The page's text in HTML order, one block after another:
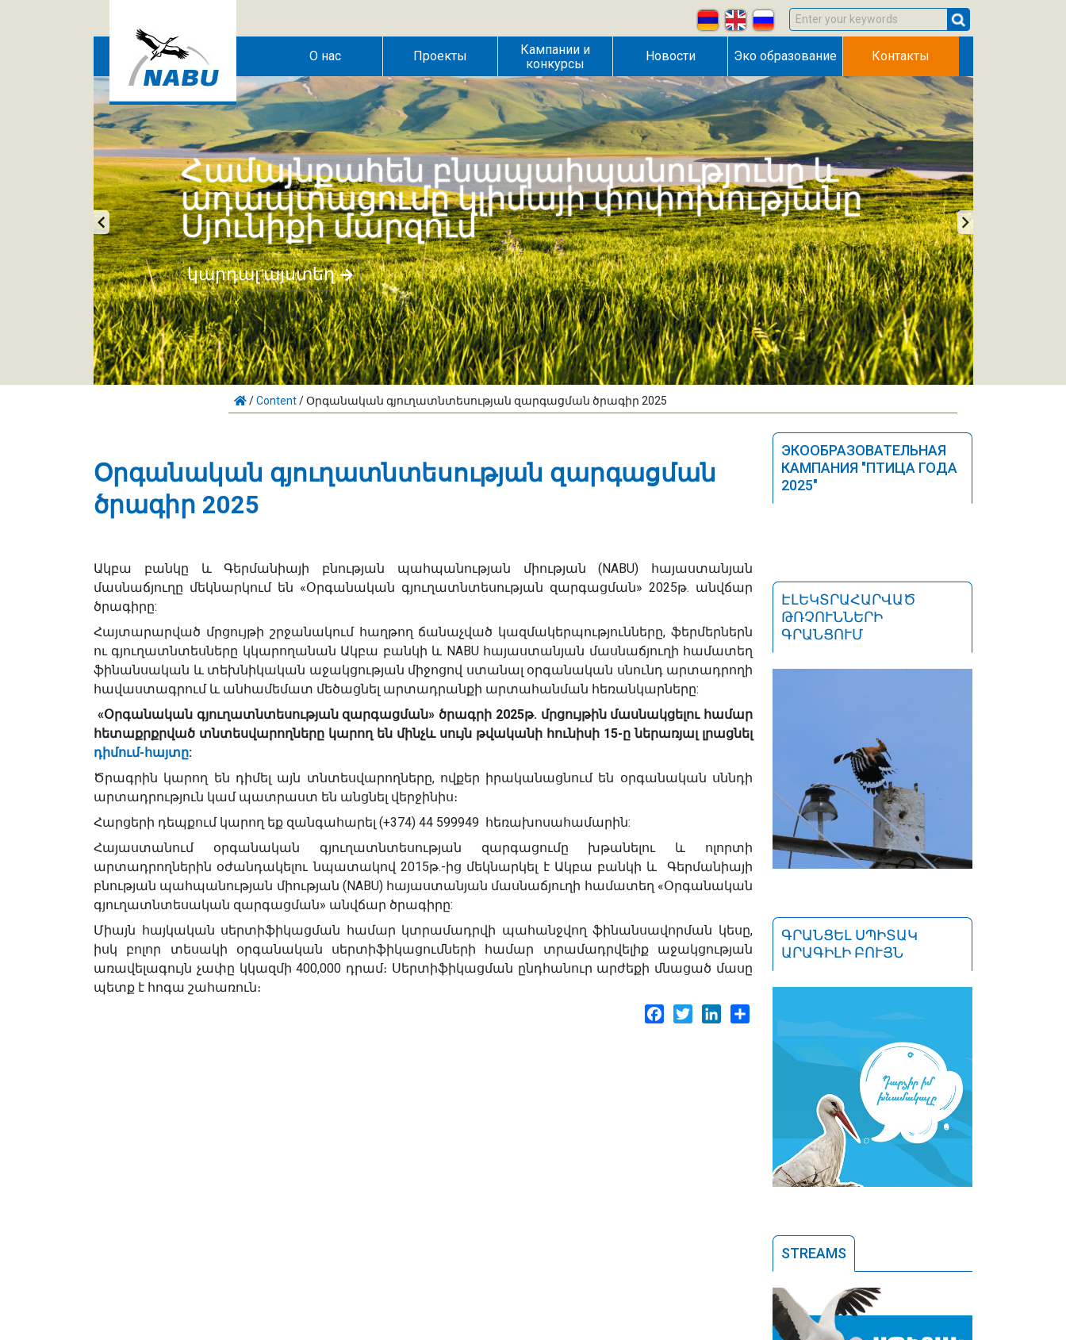
Enter your keywords
О нас Проекты
Кампании и
конкурсы
Новости Эко образование Контакты
Համայնքահեն բնապահպանությունը և
ադապտացումը կլիմայի փոփոխությանը
Սյունիքի մարզում
կարդալ այստեղ
/Content/Օրգանական գյուղատնտեսության զարգացման ծրագիր 2025
Օրգանական գյուղատնտեսության զարգացման
ծրագիր 2025
Ակբա բանկը և Գերմանիայի բնության պահպանության միության (NABU) հայաստանյան
մասնաճյուղը մեկնարկում են «Օրգանական գյուղատնտեսության զարգացման» 2025թ. անվճար
ծրագիրը:
Հայտարարված մրցույթի շրջանակում հաղթող ճանաչված կազմակերպությունները, ֆերմերներն
ու գյուղատնտեսները կկարողանան Ակբա բանկի և NABU հայաստանյան մասնաճյուղի համատեղ
ֆինանսական և տեխնիկական աջակցության միջոցով ստանալ օրգանական սնունդ արտադրողի
հավաստագրում և անհամեմատ մեծացնել արտադրանքի արտահանման հեռանկարները:
«Օրգանական գյուղատնտեսության զարգացման» ծրագրի 2025թ. մրցույթին մասնակցելու համար
հետաքրքրված տնտեսվարողները կարող են մինչև սույն թվականի հունիսի 15-ը ներառյալ լրացնել
դիմում-հայտը:
Ծրագրին կարող են դիմել այն տնտեսվարողները, ովքեր իրականացնում են օրգանական սննդի
արտադրություն կամ պատրաստ են անցնել վերջինիս։
Հարցերի դեպքում կարող եք զանգահարել (+374) 44 599949 հեռախոսահամարին:
Հայաստանում
օրգանական գյուղատնտեսության զարգացումը խթանելու և
ոլորտի
արտադրողներին օժանդակելու նպատակով 2015թ.-ից մեկնարկել է Ակբա բանկի և Գերմանիայի
բնության պահպանության միության (NABU) հայաստանյան մասնաճյուղի համատեղ «Օրգանական
գյուղատնտեսական զարգացման» անվճար ծրագիրը:
Միայն հայկական սերտիֆիկացման համար կտրամադրվի պահանջվող ֆինանսավորման կեսը,
իսկ բոլոր տեսակի օրգանական սերտիֆիկացումների համար տրամադրվելիք աջակցության
առավելագույն չափը կկազմի 400,000 դրամ։ Սերտիֆիկացման ընդհանուր արժեքի մնացած մասը
պետք է հոգա շահառուն։
Facebook
Twitter LinkedIn
ЭКООБРАЗОВАТЕЛЬНАЯ
КАМПАНИЯ "ПТИЦА ГОДА
2025"
ԷԼԵԿՏՐԱՀԱՐՎԱԾ
ԹՌՉՈՒՆՆԵՐԻ
ԳՐԱՆՑՈՒՄ
ԳՐԱՆՑԵԼ ՍՊԻՏԱԿ
ԱՐԱԳԻԼԻ ԲՈՒՅՆ
STREAMS